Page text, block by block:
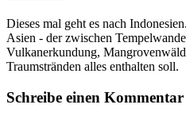
Dieses mal geht es nach
Asien - der zwischen
Vulkanerkundung,
Traumstränden alles enthalten soll.
Schreibe einen Kommentar